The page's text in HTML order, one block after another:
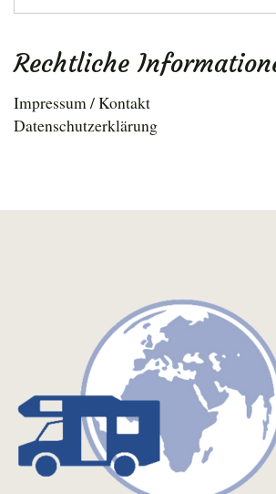
Rechtliche
Impressum / Kontakt
Datenschutzerklärung